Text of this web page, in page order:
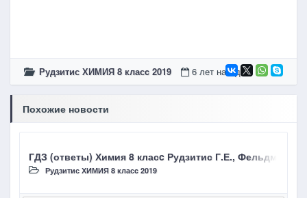
Рудзитис ХИМИЯ 8 класc 2019 6 лет назад
Похожие новости
ГДЗ (ответы) Химия 8 класc Рудзитис Г.Е., Фельдман
Рудзитис ХИМИЯ 8 класc 2019